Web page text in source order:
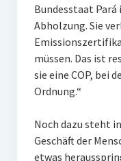
Bundesstaat
Abholzung. Sie
müssen. Das ist
sie eine COP, bei
Ordnung.“
Noch dazu steht
Geschäft der
etwas